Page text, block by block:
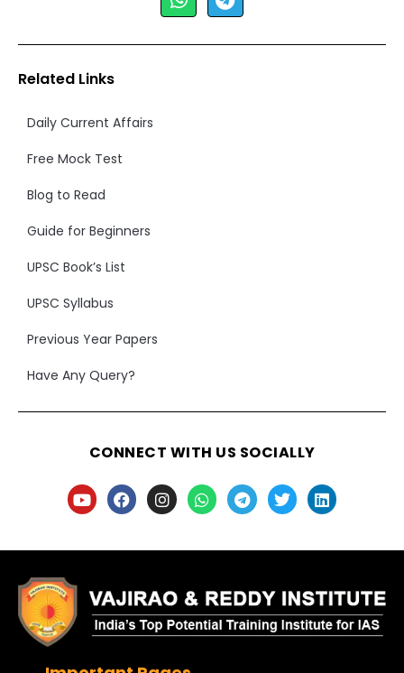
Related Links
Daily Current Affairs
Free Mock Test
Blog to Read
Guide for Beginners
UPSC Book’s List
UPSC Syllabus
Previous Year Papers
Have Any Query?
CONNECT WITH US SOCIALLY